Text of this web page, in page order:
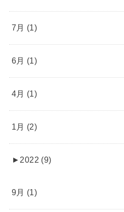
7月 (1)
6月 (1)
4月 (1)
1月 (2)
► 2022 (9)
9月 (1)